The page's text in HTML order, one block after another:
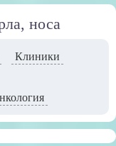
носа
Клиники